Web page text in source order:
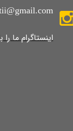
​​​​​​​​​اینستاگرام ما